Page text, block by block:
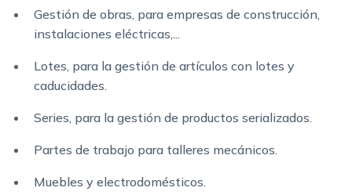
Gestión de obras, para empresas de construcción,
instalaciones eléctricas,...
Lotes, para la gestión de artículos con lotes y
caducidades.
Series, para la gestión de productos serializados.
Partes de trabajo para talleres mecánicos.
Muebles y electrodomésticos.